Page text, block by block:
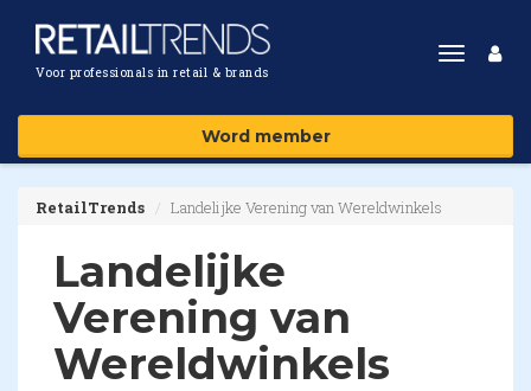
Voor professionals in retail & brands
Toggle
Word member
RetailTrends Landelijke Verening van Wereldwinkels
Landelijke
Verening van
Wereldwinkels